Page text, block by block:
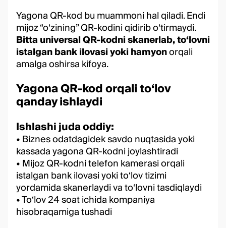
Yagona QR-kod bu muammoni hal qiladi. Endi
mijoz “o‘zining” QR-kodini qidirib o‘tirmaydi.
Bitta universal QR-kodni skanerlab, to‘lovni
istalgan bank ilovasi yoki hamyonorqali
amalga oshirsa kifoya.
Yagona QR-kod orqali to‘lov
qanday ishlaydi
Ishlashi juda oddiy:
• Biznes odatdagidek savdo nuqtasida yoki
kassada yagona QR-kodni joylashtiradi
• Mijoz QR-kodni telefon kamerasi orqali
istalgan bank ilovasi yoki to‘lov tizimi
yordamida skanerlaydi va to‘lovni tasdiqlaydi
• To‘lov 24 soat ichida kompaniya
hisobraqamiga tushadi